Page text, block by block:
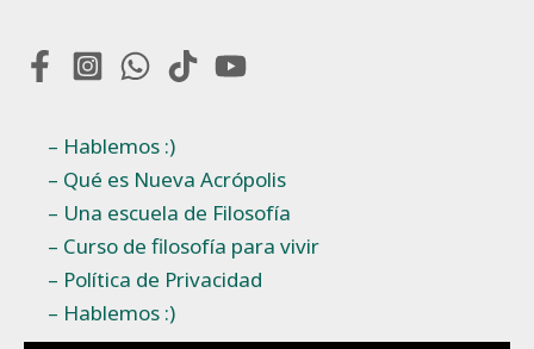
– Hablemos :)
– Qué es Nueva Acrópolis
– Una escuela de Filosofía
– Curso de filosofía para vivir
– Política de Privacidad
– Hablemos :)